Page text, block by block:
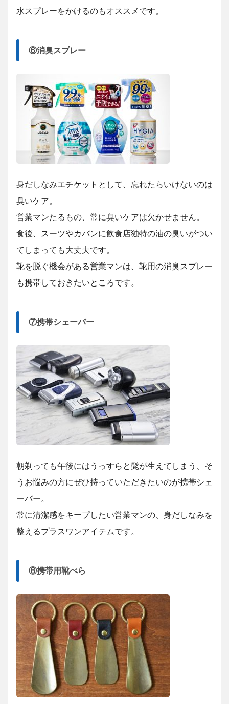
水スプレーをかけるのもオススメです。
⑥消臭スプレー
身だしなみエチケットとして、忘れたらいけないのは
臭いケア。
営業マンたるもの、常に臭いケアは欠かせません。
食後、スーツやカバンに飲食店独特の油の臭いがつい
てしまっても大丈夫です。
靴を脱ぐ機会がある営業マンは、靴用の消臭スプレー
も携帯しておきたいところです。
⑦携帯シェーバー
朝剃っても午後にはうっすらと髭が生えてしまう、そ
うお悩みの方にぜひ持っていただきたいのが携帯シェ
ーバー。
常に清潔感をキープしたい営業マンの、身だしなみを
整えるプラスワンアイテムです。
⑧携帯用靴べら